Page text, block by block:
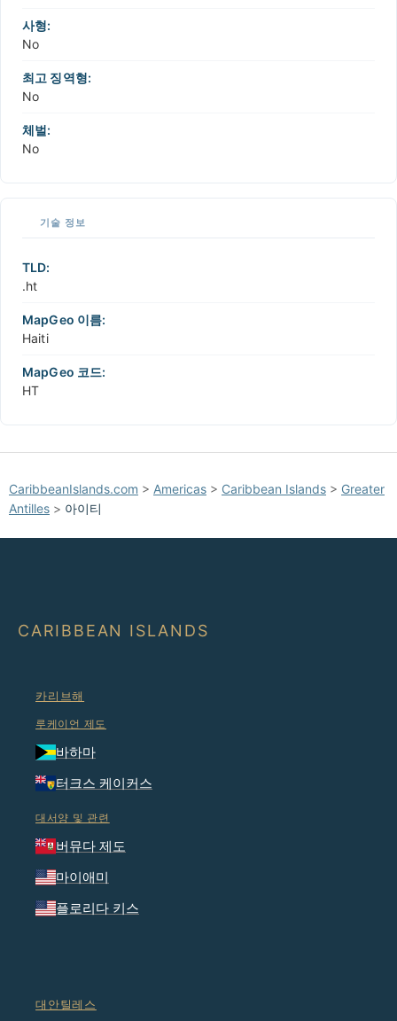
사형:
No
최고 징역형:
No
체벌:
No
기술 정보
TLD:
.ht
MapGeo 이름:
Haiti
MapGeo 코드:
HT
CaribbeanIslands.com > Americas > Caribbean Islands > Greater
Antilles > 아이티
CARIBBEAN ISLANDS
카리브해
루케이언 제도
바하마
터크스 케이커스
대서양 및 관련
버뮤다 제도
마이애미
플로리다 키스
대안틸레스